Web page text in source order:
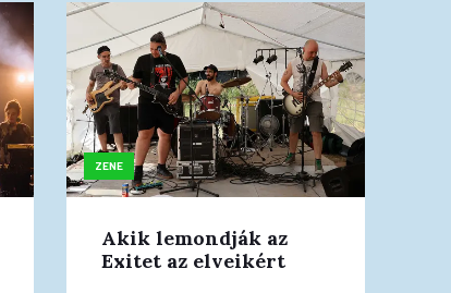
ZENE
Akik lemondják az
Exitet az elveikért